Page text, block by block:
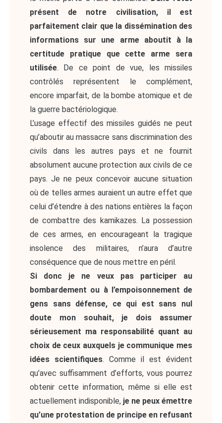
présent de notre civilisation, il est
parfaitement clair que la dissémination des
informations sur une arme aboutit à la
certitude pratique que cette arme sera
utilisée. De ce point de vue, les missiles
contrôlés représentent le complément,
encore imparfait, de la bombe atomique et de
la guerre bactériologique.
L’usage effectif des missiles guidés ne peut
qu’aboutir au massacre sans discrimination des
civils dans les autres pays et ne fournit
absolument aucune protection aux civils de ce
pays. Je ne peux concevoir aucune situation
où de telles armes auraient un autre effet que
celui d’étendre à des nations entières la façon
de combattre des kamikazes. La possession
de ces armes, en encourageant la tragique
insolence des militaires, n’aura d’autre
conséquence que de nous mettre en péril.
Si donc je ne veux pas participer au
bombardement ou à l’empoisonnement de
gens sans défense, ce qui est sans nul
doute mon souhait, je dois assumer
sérieusement ma responsabilité quant au
choix de ceux auxquels je communique mes
idées scientifiques. Comme il est évident
qu’avec suffisamment d’efforts, vous pourrez
obtenir cette information, même si elle est
actuellement indisponible, je ne peux émettre
qu’une protestation de principe en refusant